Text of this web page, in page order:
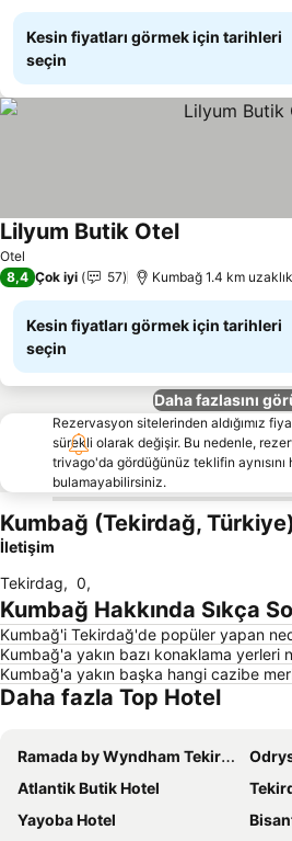
Kesin fiyatları görmek için tarihleri
seçin
Otel
Lilyum Butik Otel
8,4 Çok iyi 57 Kumbağ 1.4 km
Kesin fiyatları görmek için tarihleri
seçin
Daha fazlasını
Rezervasyon sitelerinden aldığımız
sürekli olarak değişir. Bu nedenle,
trivago'da gördüğünüz teklifin aynısını
bulamayabilirsiniz.
Kumbağ (Tekirdağ,
İletişim
Tekirdag, 0,
Kumbağ Hakkında Sıkça
Kumbağ'i Tekirdağ'de popüler yapan
Kumbağ'a yakın bazı konaklama yerleri
Kumbağ'a yakın başka hangi cazibe
Daha fazla Top Hotel
Ramada by Wyndham Tekirdag
Atlantik Butik Hotel
Yayoba Hotel